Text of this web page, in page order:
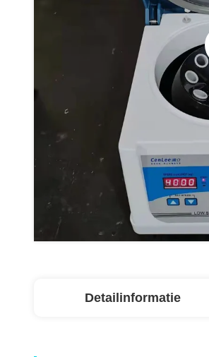
Detailinformatie